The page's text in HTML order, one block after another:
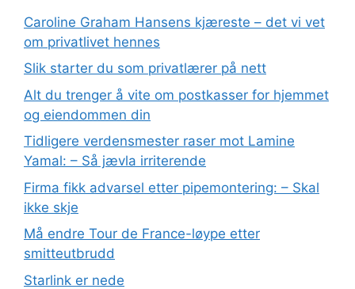
Caroline Graham Hansens kjæreste – det vi vet
om privatlivet hennes
Slik starter du som privatlærer på nett
Alt du trenger å vite om postkasser for hjemmet
og eiendommen din
Tidligere verdensmester raser mot Lamine
Yamal: – Så jævla irriterende
Firma fikk advarsel etter pipemontering: – Skal
ikke skje
Må endre Tour de France-løype etter
smitteutbrudd
Starlink er nede